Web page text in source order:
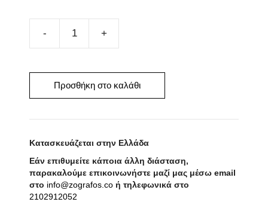
DADDY
35cm
x
Προσθήκη στο καλάθι
Κατασκευάζεται στην Ελλάδα
Εάν επιθυμείτε κάποια άλλη διάσταση,
παρακαλούμε επικοινωνήστε μαζί μας μέσω email
στο info@zografos.co ή τηλεφωνικά στο
2102912052